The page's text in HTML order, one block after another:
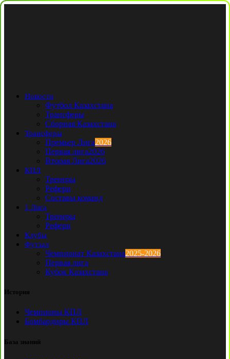
Новости
Футбол Казахстана
Трансферы
Сборная Казахстана
Трансферы
Премьер Лига2026
Первая лига2026
Вторая Лига2026
КПЛ
Тренеры
Рефери
Составы команд
1 Лига
Тренеры
Рефери
Клубы
Футзал
Чемпионат Казахстана2025-2026
Первая лига
Кубок Казахстана
История
Чемпионы КПЛ
Бомбардиры КПЛ
База знаний